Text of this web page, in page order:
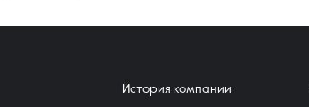
История компании